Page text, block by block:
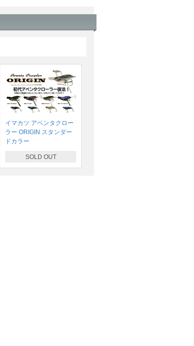
イマカツ アベンタクロー
ラー ORIGIN スタンダー
ドカラー
SOLD OUT